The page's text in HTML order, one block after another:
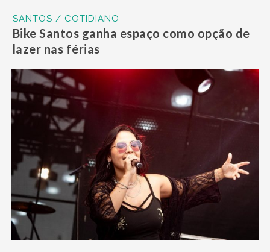
SANTOS / COTIDIANO
Bike Santos ganha espaço como opção de
lazer nas férias